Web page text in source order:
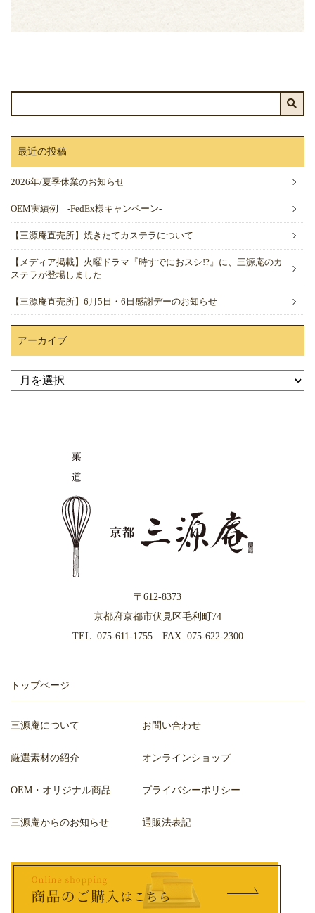
最近の投稿
2026年/夏季休業のお知らせ
OEM実績例 -FedEx様キャンペーン-
【三源庵直売所】焼きたてカステラについて
【メディア掲載】火曜ドラマ『時すでにおスシ!?』に、三源庵のカ
ステラが登場しました
【三源庵直売所】6月5日・6日感謝デーのお知らせ
アーカイブ
ア
〒612-8373
京都府京都市伏見区毛利町74
TEL. 075-611-1755FAX. 075-622-2300
トップページ
三源庵について
厳選素材の紹介
OEM・オリジナル商品
三源庵からのお知らせ
お問い合わせ
オンラインショップ
プライバシーポリシー
通販法表記